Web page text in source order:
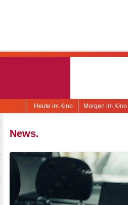
Morgen im Kino
Heute im Kino
News.